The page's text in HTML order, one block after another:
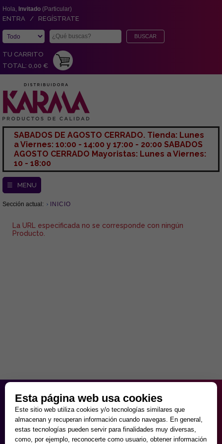
Hola, Invitado (Particular)
ENTRA / REGÍSTRATE
TU CARRITO
TOTAL: 0,00 €
SABADOS DE AGOSTO CERRADO. Tienda: Lunes
a Viernes: 10:00 - 14:00 y 17:00 - 20:00 SABADOS
AGOSTO CERRADO Mayoristas: Lunes a Viernes:
10 - 18:00
☰ MENU
Sección actual: INICIO
La URL especificada no se corresponde con ningún
Producto.
de Lunes a Viernes
9:30 - 20:00
Sábados
10:00 - 14:00 y 17:00 - 20:00
Domingos cerrado.
Esta página web usa cookies
Este sitio web utiliza cookies y/o tecnologías similares que
almacenan y recuperan información cuando navegas. En general,
estas tecnologías pueden servir para finalidades muy diversas,
como, por ejemplo, reconocerte como usuario, obtener información